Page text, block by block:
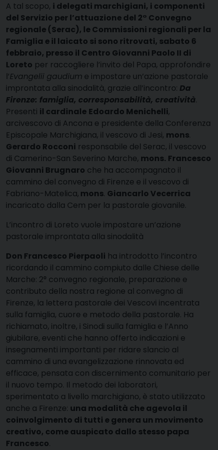
A tal scopo, i delegati marchigiani, i componenti
del Servizio per l’attuazione del 2° Convegno
regionale (Serac), le Commissioni regionali per la
Famiglia e il laicato si sono ritrovati, sabato 6
febbraio, presso il Centro Giovanni Paolo II di
Loreto per raccogliere l’invito del Papa, approfondire
l’Evangelii gaudium e impostare un’azione pastorale
improntata alla sinodalità, grazie all’incontro: Da
Firenze: famiglia, corresponsabilità, creatività.
Presenti il cardinale Edoardo Menichelli,
arcivescovo di Ancona e presidente della Conferenza
Episcopale Marchigiana, il vescovo di Jesi, mons.
Gerardo Rocconi responsabile del Serac, il vescovo
di Camerino-San Severino Marche, mons. Francesco
Giovanni Brugnaro che ha accompagnato il
cammino del convegno di Firenze e il vescovo di
Fabriano-Matelica, mons. Giancarlo Vecerrica
incaricato dalla Cem per la pastorale giovanile.
L’incontro di Loreto vuole impostare un’azione
pastorale improntata alla sinodalità
Don Francesco Pierpaoli ha introdotto l’incontro
ricordando il cammino compiuto dalle Chiese delle
Marche: 2° convegno regionale, preparazione e
contributo della nostra regione al convegno di
Firenze, la lettera pastorale dei Vescovi incentrata
sulla famiglia, cuore e metodo della pastorale. Ha
richiamato, inoltre, i Sinodi sulla famiglia e l’Anno
giubilare, eventi che hanno offerto indicazioni e
insegnamenti importanti per ridare slancio al
cammino di una evangelizzazione rinnovata ed
efficace, pensata con discernimento comunitario per
il nuovo tempo. Il metodo dei laboratori,
sperimentato a livello marchigiano, è stato utilizzato
anche a Firenze: una modalità che agevola il
coinvolgimento di tutti e genera un movimento
creativo, come auspicato dallo stesso papa
Francesco.